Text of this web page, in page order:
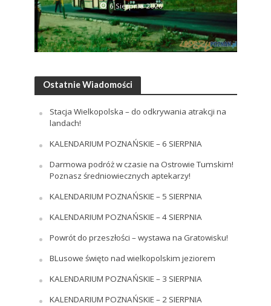
6 Sierpnia 2026
Ostatnie Wiadomości
Stacja Wielkopolska – do odkrywania atrakcji na
landach!
KALENDARIUM POZNAŃSKIE – 6 SIERPNIA
Darmowa podróż w czasie na Ostrowie Tumskim!
Poznasz średniowiecznych aptekarzy!
KALENDARIUM POZNAŃSKIE – 5 SIERPNIA
KALENDARIUM POZNAŃSKIE – 4 SIERPNIA
Powrót do przeszłości – wystawa na Gratowisku!
BLusowe święto nad wielkopolskim jeziorem
KALENDARIUM POZNAŃSKIE – 3 SIERPNIA
KALENDARIUM POZNAŃSKIE – 2 SIERPNIA